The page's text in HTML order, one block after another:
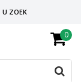
U ZOEK
0